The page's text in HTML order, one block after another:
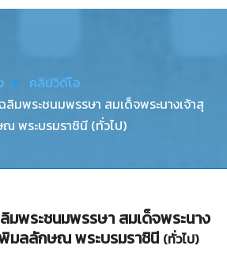
คลิปวิดีโอ
ลิมพระชนมพรรษา สมเด็จพระนางเจ้าสุ
พระบรมราชินี (ทั่วไป)
ลิมพระชนมพรรษา สมเด็จพระนาง
มลลักษณ พระบรมราชินี (ทั่วไป)